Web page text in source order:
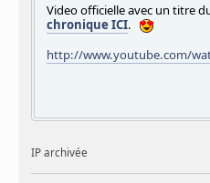
Video officielle avec un titre
chronique ICI.
http://www.youtube.com/
IP archivée